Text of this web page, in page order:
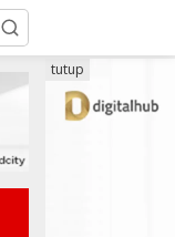
tutup